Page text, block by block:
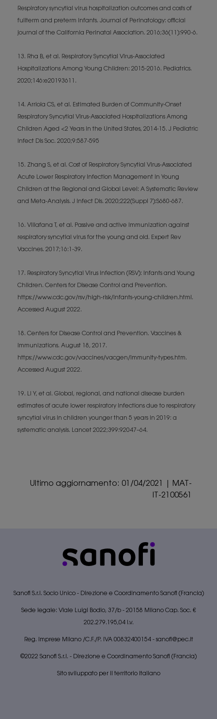
Respiratory syncytial virus hospitalization outcomes and costs of
fullterm and preterm infants. Journal of Perinatology: official
journal of the California Perinatal Association. 2016;36(11):990-6.
13. Rha B, et al. Respiratory Syncytial Virus-Associated
Hospitalizations Among Young Children: 2015-2016. Pediatrics.
2020;146:e20193611.
14. Arriola CS, et al. Estimated Burden of Community-Onset
Respiratory Syncytial Virus-Associated Hospitalizations Among
Children Aged <2 Years in the United States, 2014-15. J Pediatric
Infect Dis Soc. 2020;9:587-595
15. Zhang S, et al. Cost of Respiratory Syncytial Virus-Associated
Acute Lower Respiratory Infection Management in Young
Children at the Regional and Global Level: A Systematic Review
and Meta-Analysis. J Infect Dis. 2020;222(Suppl 7):S680-687.
16. Villafana T, et al. Passive and active immunization against
respiratory syncytial virus for the young and old. Expert Rev
Vaccines. 2017;16:1-39.
17. Respiratory Syncytial Virus Infection (RSV): Infants and Young
Children. Centers for Disease Control and Prevention.
https://www.cdc.gov/rsv/high-risk/infants-young-children.html.
Accessed August 2022.
18. Centers for Disease Control and Prevention. Vaccines &
Immunizations. August 18, 2017.
https://www.cdc.gov/vaccines/vacgen/immunity-types.htm.
Accessed August 2022.
19. Li Y, et al. Global, regional, and national disease burden
estimates of acute lower respiratory infections due to respiratory
syncytial virus in children younger than 5 years in 2019: a
systematic analysis. Lancet 2022;399:92047–64.
Ultimo aggiornamento: 01/04/2021 | MAT-
IT-2100561
Sanofi S.r.l. Socio Unico - Direzione e Coordinamento Sanofi (Francia)
Sede legale: Viale Luigi Bodio, 37/b - 20158 Milano Cap. Soc. €
202.279.195,04 I.v.
Reg. Imprese Milano /C.F./P. IVA 00832400154 - sanofi@pec.it
©2022 Sanofi S.r.l. - Direzione e Coordinamento Sanofi (Francia)
Sito sviluppato per il territorio italiano